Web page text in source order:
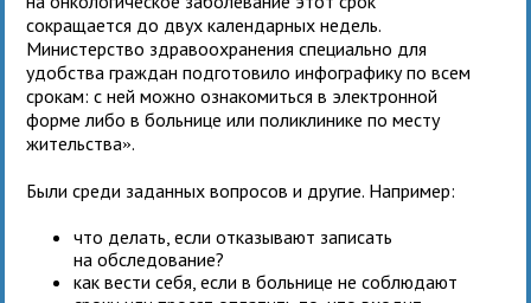
сокращается до двух календарных недель.
Министерство здравоохранения специально для
удобства граждан подготовило инфографику по всем
срокам: с ней можно ознакомиться в электронной
форме либо в больнице или поликлинике по месту
жительства».
Были среди заданных вопросов и другие. Например:
что делать, если отказывают записать
на обследование?
как вести себя, если в больнице не соблюдают